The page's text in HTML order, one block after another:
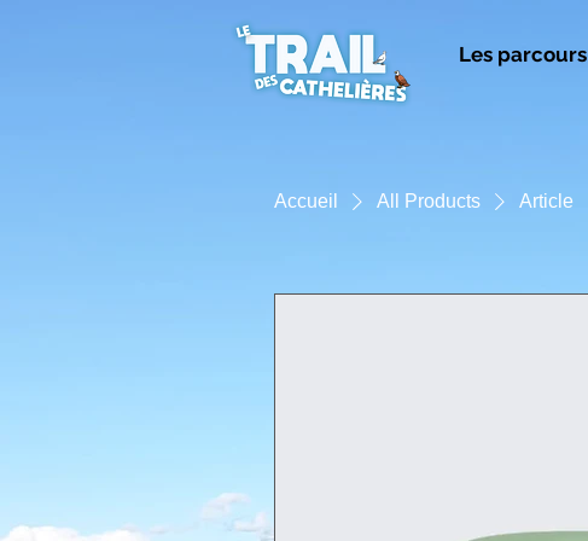
Les parcours
Accueil All Products Article